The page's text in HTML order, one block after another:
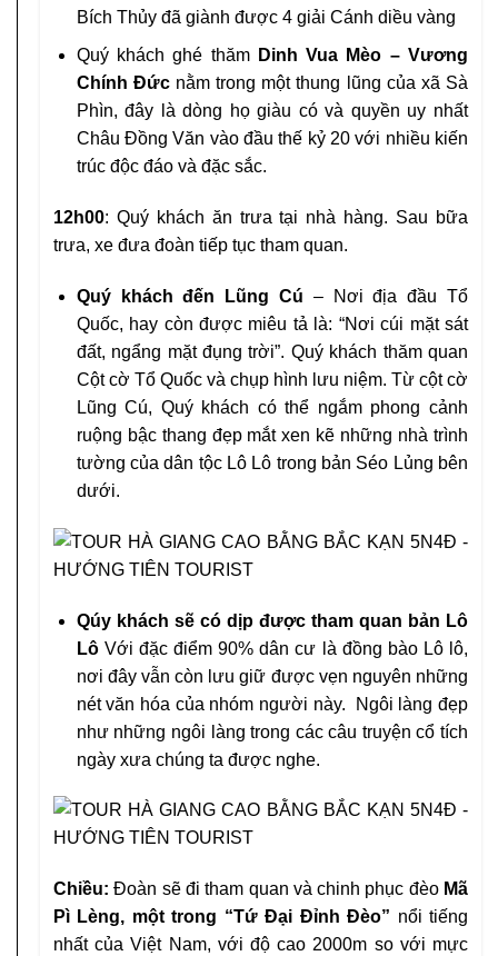
Bích Thủy đã giành được 4 giải Cánh diều vàng
Quý khách ghé thăm Dinh Vua Mèo – Vương
Chính Đức nằm trong một thung lũng của xã Sà
Phìn, đây là dòng họ giàu có và quyền uy nhất
Châu Đồng Văn vào đầu thế kỷ 20 với nhiều kiến
trúc độc đáo và đặc sắc.
12h00: Quý khách ăn trưa tại nhà hàng. Sau bữa
trưa, xe đưa đoàn tiếp tục tham quan.
Quý khách đến Lũng Cú – Nơi địa đầu Tổ
Quốc, hay còn được miêu tả là: “Nơi cúi mặt sát
đất, ngẩng mặt đụng trời”. Quý khách thăm quan
Cột cờ Tổ Quốc và chụp hình lưu niệm. Từ cột cờ
Lũng Cú, Quý khách có thể ngắm phong cảnh
ruộng bậc thang đẹp mắt xen kẽ những nhà trình
tường của dân tộc Lô Lô trong bản Séo Lủng bên
dưới.
Qúy khách sẽ có dịp được tham quan bản Lô
LôVới đặc điểm 90% dân cư là đồng bào Lô lô,
nơi đây vẫn còn lưu giữ được vẹn nguyên những
nét văn hóa của nhóm người này. Ngôi làng đẹp
như những ngôi làng trong các câu truyện cổ tích
ngày xưa chúng ta được nghe.
Chiều: Đoàn sẽ đi tham quan và chinh phục đèo Mã
Pì Lèng, một trong “Tứ Đại Đỉnh Đèo” nổi tiếng
nhất của Việt Nam, với độ cao 2000m so với mực